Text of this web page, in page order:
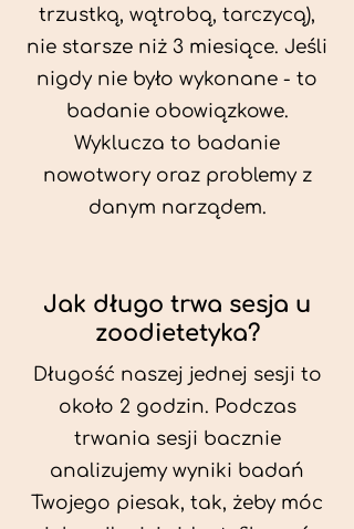
trzustką, wątrobą, tarczycą),
nie starsze niż 3 miesiące. Jeśli
nigdy nie było wykonane - to
badanie obowiązkowe.
Wyklucza to badanie
nowotwory oraz problemy z
danym narządem.
Jak długo trwa sesja u
zoodietetyka?
Długość naszej jednej sesji to
około 2 godzin. Podczas
trwania sesji bacznie
analizujemy wyniki badań
Twojego piesak, tak, żeby móc